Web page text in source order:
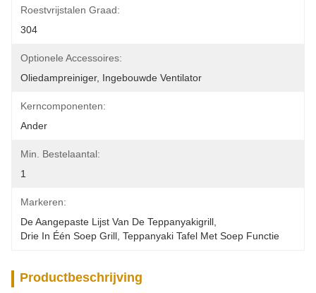
Roestvrijstalen Graad:
304
Optionele Accessoires:
Oliedampreiniger, Ingebouwde Ventilator
Kerncomponenten:
Ander
Min. Bestelaantal:
1
Markeren:
De Aangepaste Lijst Van De Teppanyakigrill
Drie In Één Soep Grill Teppanyaki Tafel Met Soep Functie
Productbeschrijving